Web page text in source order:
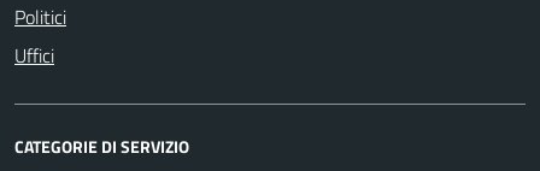
Politici
Uffici
CATEGORIE DI SERVIZIO